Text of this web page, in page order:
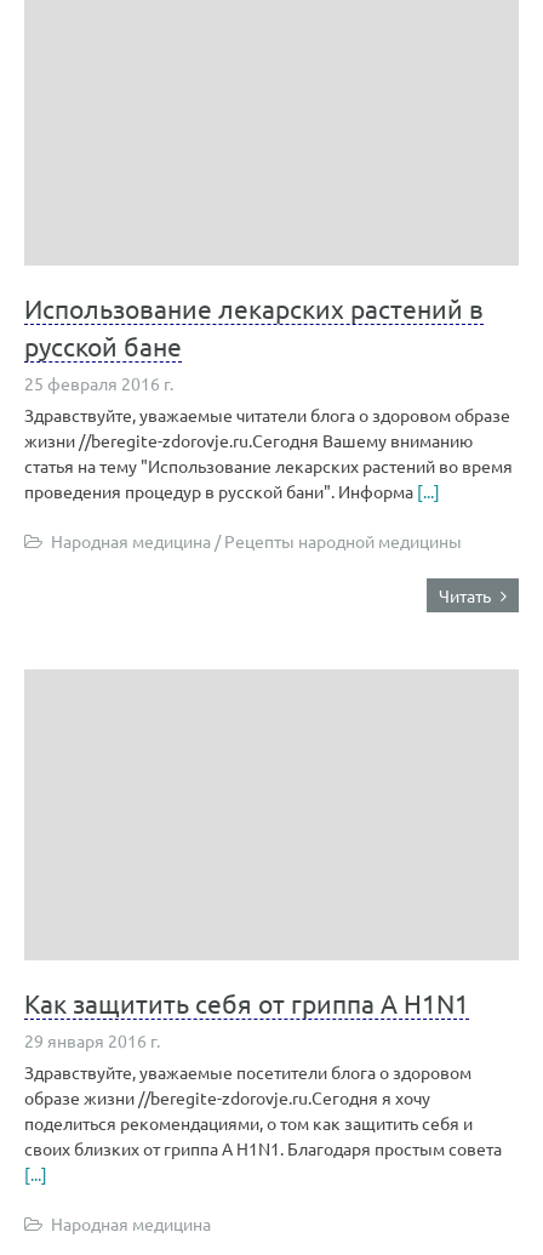
Использование лекарских растений в
русской бане
25 февраля 2016 г.
Здравствуйте, уважаемые читатели блога о здоровом образе
жизни //beregite-zdorovje.ru.Сегодня Вашему вниманию
статья на тему "Использование лекарских растений во время
проведения процедур в русской бани". Информа [...]
Народная медицина /Рецепты народной медицины
Читать
Как защитить себя от гриппа А H1N1
29 января 2016 г.
Здравствуйте, уважаемые посетители блога о здоровом
образе жизни //beregite-zdorovje.ru.Сегодня я хочу
поделиться рекомендациями, о том как защитить себя и
своих близких от гриппа А H1N1. Благодаря простым совета
[...]
Народная медицина